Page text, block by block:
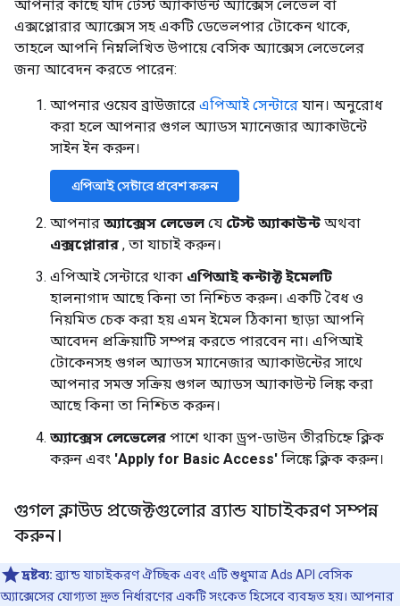
আপনার কাছে যদি টেস্ট অ্যাকাউন্ট অ্যাক্সেস লেভেল বা
এক্সপ্লোরার অ্যাক্সেস সহ একটি ডেভেলপার টোকেন থাকে,
তাহলে আপনি নিম্নলিখিত উপায়ে বেসিক অ্যাক্সেস লেভেলের
জন্য আবেদন করতে পারেন:
আপনার ওয়েব ব্রাউজারে এপিআই সেন্টারে যান। অনুরোধ
করা হলে আপনার গুগল অ্যাডস ম্যানেজার অ্যাকাউন্টে
সাইন ইন করুন।
এপিআই সেন্টারে প্রবেশ করুন
আপনার অ্যাক্সেস লেভেল যে টেস্ট অ্যাকাউন্ট অথবা
এক্সপ্লোরার , তা যাচাই করুন।
এপিআই সেন্টারে থাকা এপিআই কন্টাক্ট ইমেলটি
হালনাগাদ আছে কিনা তা নিশ্চিত করুন। একটি বৈধ ও
নিয়মিত চেক করা হয় এমন ইমেল ঠিকানা ছাড়া আপনি
আবেদন প্রক্রিয়াটি সম্পন্ন করতে পারবেন না। এপিআই
টোকেনসহ গুগল অ্যাডস ম্যানেজার অ্যাকাউন্টের সাথে
আপনার সমস্ত সক্রিয় গুগল অ্যাডস অ্যাকাউন্ট লিঙ্ক করা
আছে কিনা তা নিশ্চিত করুন।
অ্যাক্সেস লেভেলের পাশে থাকা ড্রপ-ডাউন তীরচিহ্নে ক্লিক
করুন এবং 'Apply for Basic Access' লিঙ্কে ক্লিক করুন।
গুগল ক্লাউড প্রজেক্টগুলোর ব্র্যান্ড যাচাইকরণ সম্পন্ন
করুন।
দ্রষ্টব্য: ব্র্যান্ড যাচাইকরণ ঐচ্ছিক এবং এটি শুধুমাত্র Ads API বেসিক
অ্যাক্সেসের যোগ্যতা দ্রুত নির্ধারণের একটি সংকেত হিসেবে ব্যবহৃত হয়। আপনার